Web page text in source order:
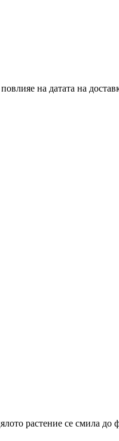
на датата на
растение се смила до